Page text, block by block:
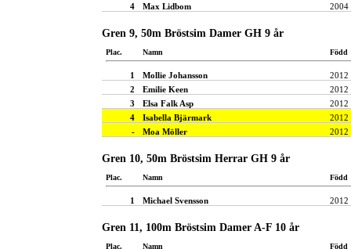
4
Max Lidbom 2004
Gren 9, 50m Bröstsim Damer GH 9 år
Plac. Namn Född
1 Mollie Johansson
2012
2
Emilie Keen
2012
3
Elsa Falk Asp
2012
4
Isabella Bjärmark
2012
-
Moa Möller 2012
Gren 10, 50m Bröstsim Herrar GH 9 år
Plac. Namn Född
1 Michael Svensson 2012
Gren 11, 100m Bröstsim Damer A-F 10 år
Plac. Namn Född